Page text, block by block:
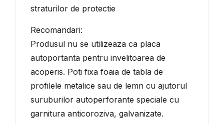
straturilor de protectie
Recomandari:
Produsul nu se utilizeaza ca placa
autoportanta pentru invelitoarea de
acoperis. Poti fixa foaia de tabla de
profilele metalice sau de lemn cu ajutorul
suruburilor autoperforante speciale cu
garnitura anticoroziva, galvanizate.